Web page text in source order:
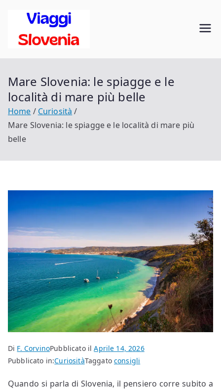
contenuto
Mare Slovenia: le spiagge e le
località di mare più belle
Home
Curiosità
Mare Slovenia: le spiagge e le località di mare più
belle
Di F. CorvinoPubblicato ilAprile 14, 2026
Pubblicato in:CuriositàTaggato consigli
Quando si parla di Slovenia, il pensiero corre subito a